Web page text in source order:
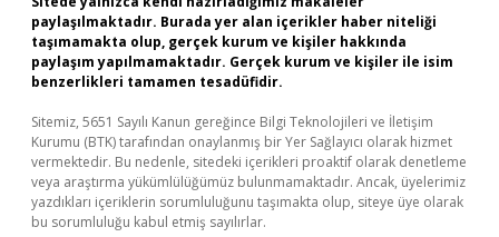
paylaşılmaktadır. Burada yer alan içerikler haber niteliği
taşımamakta olup, gerçek kurum ve kişiler hakkında
paylaşım yapılmamaktadır. Gerçek kurum ve kişiler ile isim
benzerlikleri tamamen tesadüfidir.
Sitemiz, 5651 Sayılı Kanun gereğince Bilgi Teknolojileri ve İletişim
Kurumu (BTK) tarafından onaylanmış bir Yer Sağlayıcı olarak hizmet
vermektedir. Bu nedenle, sitedeki içerikleri proaktif olarak denetleme
veya araştırma yükümlülüğümüz bulunmamaktadır. Ancak, üyelerimiz
yazdıkları içeriklerin sorumluluğunu taşımakta olup, siteye üye olarak
bu sorumluluğu kabul etmiş sayılırlar.